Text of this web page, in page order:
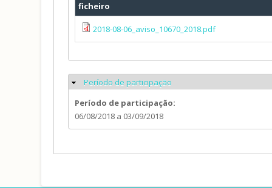
ficheiro
2018-08-06_aviso_10670_2018.pdf
Ocultar
Período de participação
Período de participação:
06/08/2018 a 03/09/2018